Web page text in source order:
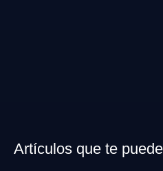
Artículos que te